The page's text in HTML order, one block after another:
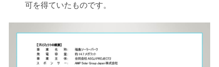
可を得ていたものです。